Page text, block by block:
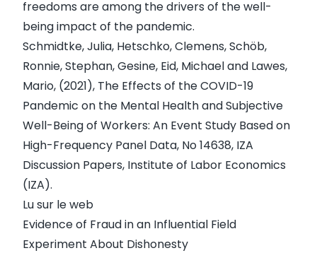
freedoms are among the drivers of the well-
being impact of the pandemic.
Schmidtke, Julia, Hetschko, Clemens, Schöb,
Ronnie, Stephan, Gesine, Eid, Michael and Lawes,
Mario, (2021), The Effects of the COVID-19
Pandemic on the Mental Health and Subjective
Well-Being of Workers: An Event Study Based on
High-Frequency Panel Data, No 14638, IZA
Discussion Papers, Institute of Labor Economics
(IZA).
Lu sur le web
Evidence of Fraud in an Influential Field
Experiment About Dishonesty